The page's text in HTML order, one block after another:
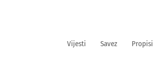
Vijesti Savez Propisi